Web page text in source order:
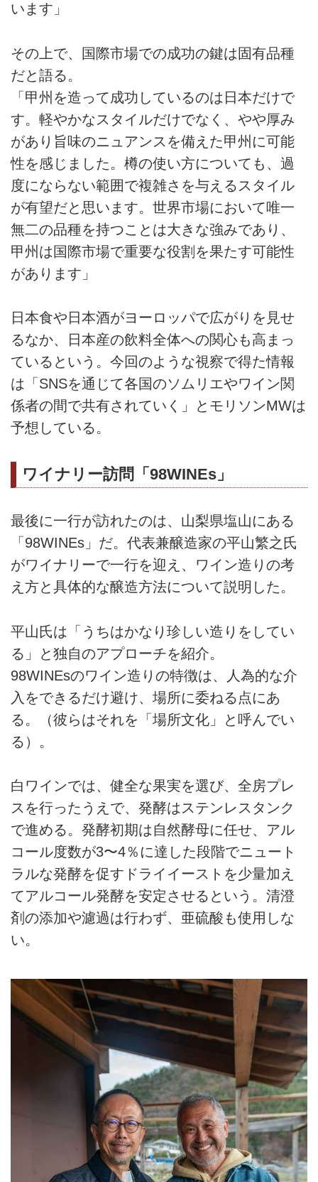
います」
その上で、国際市場での成功の鍵は固有品種
だと語る。
「甲州を造って成功しているのは日本だけで
す。軽やかなスタイルだけでなく、やや厚み
があり旨味のニュアンスを備えた甲州に可能
性を感じました。樽の使い方についても、過
度にならない範囲で複雑さを与えるスタイル
が有望だと思います。世界市場において唯一
無二の品種を持つことは大きな強みであり、
甲州は国際市場で重要な役割を果たす可能性
があります」
日本食や日本酒がヨーロッパで広がりを見せ
るなか、日本産の飲料全体への関心も高まっ
ているという。今回のような視察で得た情報
は「SNSを通じて各国のソムリエやワイン関
係者の間で共有されていく」とモリソンMWは
予想している。
ワイナリー訪問「98WINEs」
最後に一行が訪れたのは、山梨県塩山にある
「98WINEs」だ。代表兼醸造家の平山繁之氏
がワイナリーで一行を迎え、ワイン造りの考
え方と具体的な醸造方法について説明した。
平山氏は「うちはかなり珍しい造りをしてい
る」と独自のアプローチを紹介。
98WINEsのワイン造りの特徴は、人為的な介
入をできるだけ避け、場所に委ねる点にあ
る。（彼らはそれを「場所文化」と呼んでい
る）。
白ワインでは、健全な果実を選び、全房プレ
スを行ったうえで、発酵はステンレスタンク
で進める。発酵初期は自然酵母に任せ、アル
コール度数が3〜4％に達した段階でニュート
ラルな発酵を促すドライイーストを少量加え
てアルコール発酵を安定させるという。清澄
剤の添加や濾過は行わず、亜硫酸も使用しな
い。